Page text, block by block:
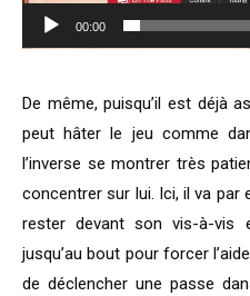
00:00
De même, puisqu’il est déjà
peut hâter le jeu comme
l’inverse se montrer très
concentrer sur lui. Ici, il va
rester devant son vis-à-vis
jusqu’au bout pour forcer
de déclencher une passe